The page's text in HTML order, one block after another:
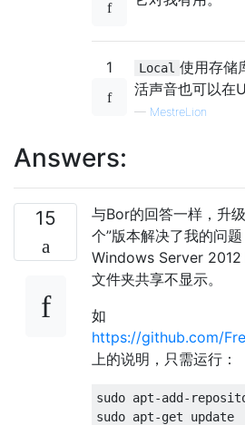
1 Local 使用存储
活声音也可以在
— MestreLion
Answers:
15
与Bor的回答一样，升
个”版本解决了我的问
Windows Server 2012
文件夹共享不显示。
如
https://github.com/
上的说明，只需运行：
sudo apt-add-
sudo apt-get update